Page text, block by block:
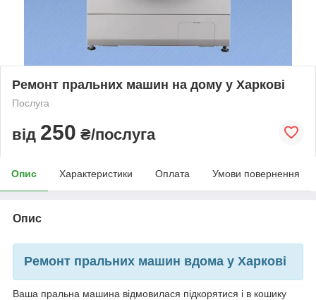
Ремонт пральних машин на дому у Харкові
Послуга
від 250 ₴/послуга
Опис Характеристики Оплата Умови повернення
Опис
Ремонт пральних машин вдома у Харкові
Ваша пральна машина відмовилася підкорятися і в кошику